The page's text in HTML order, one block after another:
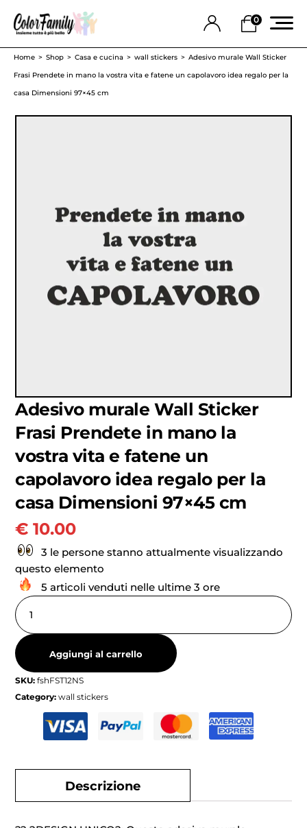
0
Home Shop Casa e cucina wall stickers
Adesivo murale Wall Sticker
Frasi Prendete in mano la vostra vita e fatene un capolavoro idea regalo per la
casa Dimensioni 97×45 cm
Adesivo murale Wall Sticker
Frasi Prendete in mano la
vostra vita e fatene un
capolavoro idea regalo per la
casa Dimensioni 97×45 cm
€ 10.00
3 le persone stanno attualmente visualizzando
questo elemento
5 articoli venduti nelle ultime 3 ore
Aggiungi al carrello
SKU:fshFST12NS
Category:wall stickers
Descrizione